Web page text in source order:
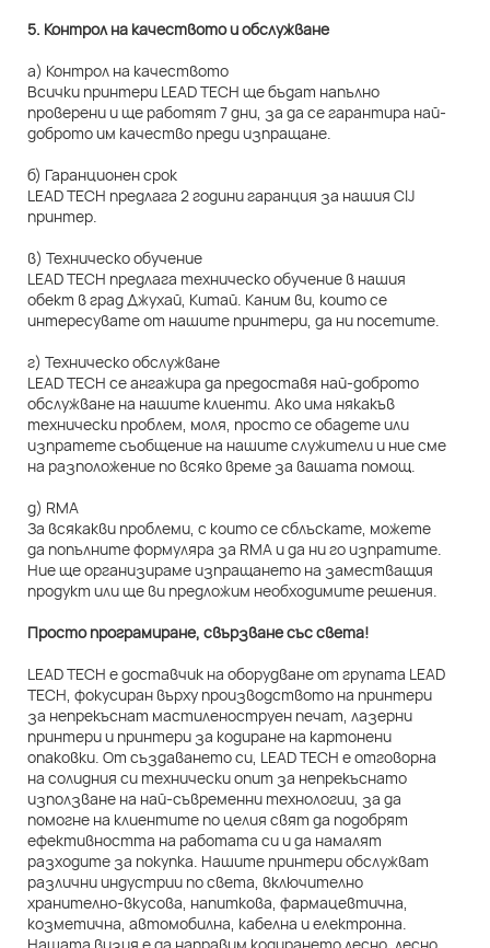
5. Контрол на качеството и обслужване
а) Контрол на качеството
Всички принтери LEAD TECH ще бъдат напълно
проверени и ще работят 7 дни, за да се гарантира най-
доброто им качество преди изпращане.
б) Гаранционен срок
LEAD TECH предлага 2 години гаранция за нашия CIJ
принтер.
в) Техническо обучение
LEAD TECH предлага техническо обучение в нашия
обект в град Джухай, Китай. Каним ви, които се
интересувате от нашите принтери, да ни посетите.
г) Техническо обслужване
LEAD TECH се ангажира да предоставя най-доброто
обслужване на нашите клиенти. Ако има някакъв
технически проблем, моля, просто се обадете или
изпратете съобщение на нашите служители и ние сме
на разположение по всяко време за вашата помощ.
д) RMA
За всякакви проблеми, с които се сблъскате, можете
да попълните формуляра за RMA и да ни го изпратите.
Ние ще организираме изпращането на заместващия
продукт или ще ви предложим необходимите решения.
Просто програмиране, свързване със света!
LEAD TECH е доставчик на оборудване от групата LEAD
TECH, фокусиран върху производството на принтери
за непрекъснат мастиленоструен печат, лазерни
принтери и принтери за кодиране на картонени
опаковки. От създаването си, LEAD TECH е отговорна
на солидния си технически опит за непрекъснато
използване на най-съвременни технологии, за да
помогне на клиентите по целия свят да подобрят
ефективността на работата си и да намалят
разходите за покупка. Нашите принтери обслужват
различни индустрии по света, включително
хранително-вкусова, напиткова, фармацевтична,
козметична, автомобилна, кабелна и електронна.